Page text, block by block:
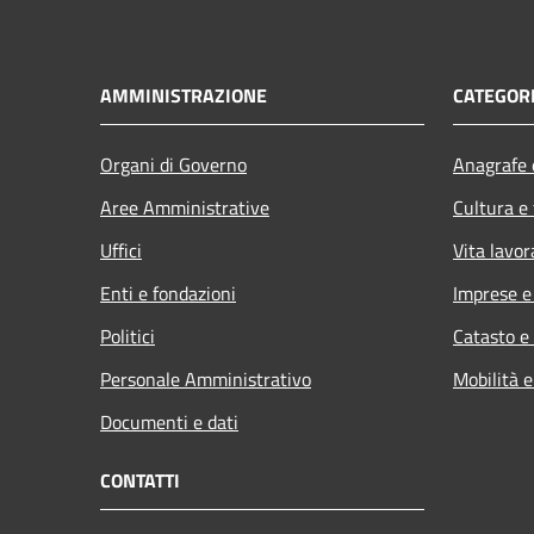
AMMINISTRAZIONE
Organi di Governo
Aree Amministrative
Uffici
Enti e fondazioni
Politici
Personale Amministrativo
Documenti e dati
Cultura
Vita
Imprese
Catasto
Mobilità
CONTATTI